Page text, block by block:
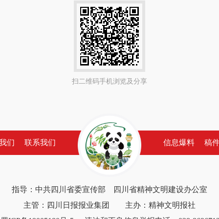
扫二维码手机浏览及分享
们 联系我们 信息爆料 稿
指导：中共四川省委宣传部 四川省精神文明建设办公室
主管：四川日报报业集团 主办：精神文明报社